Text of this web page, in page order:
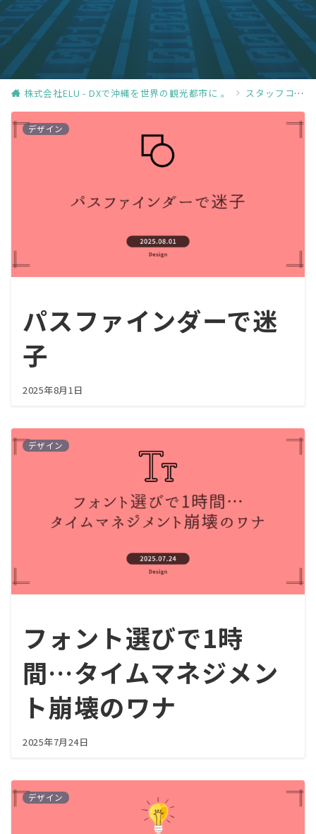
株式会社ELU - DXで沖縄を世界の観光都市に 。 スタッフコラム
デザイン
パスファインダーで迷
子
2025年8月1日
デザイン
フォント選びで1時
間…タイムマネジメン
ト崩壊のワナ
2025年7月24日
デザイン